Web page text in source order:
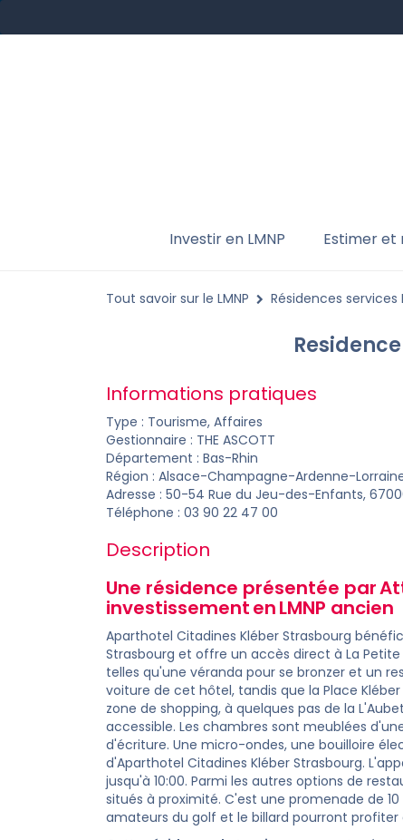
Investir en LMNP Estimer et
Tout savoir sur le LMNP Résidences services
Informations pratiques
Type : Tourisme, Affaires
Gestionnaire : THE ASCOTT
Département : Bas-Rhin
Région : Alsace-Champagne-Ardenne-
Adresse : 50-54 Rue du Jeu-des-Enfants,
Téléphone : 03 90 22 47 00
Description
Une résidence présentée par
investissementenLMNP ancien
Aparthotel Citadines Kléber Strasbourg
Strasbourg et offre un accès direct à La
telles qu'une véranda pour se bronzer et un
voiture de cet hôtel, tandis que la Place
zone de shopping, à quelques pas de la
accessible. Les chambres sont meublées
d'écriture. Une micro-ondes, une bouilloire
d'Aparthotel Citadines Kléber Strasbourg.
jusqu'à 10:00. Parmi les autres options de
situés à proximité. C'est une promenade de
amateurs du golf et le billard pourront profiter